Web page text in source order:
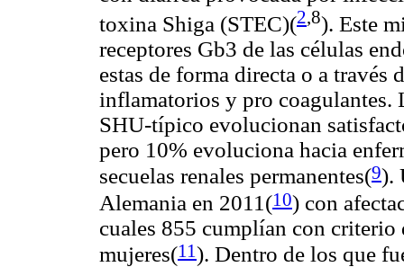
toxina Shiga (STEC)(2,8). Este
receptores Gb3 de las células
estas de forma directa o a través
inflamatorios y pro coagulantes.
SHU-típico evolucionan
pero 10% evoluciona hacia
secuelas renales permanentes(9).
Alemania en 2011 (10) con
cuales 855 cumplían con
mujeres(11). Dentro de los que